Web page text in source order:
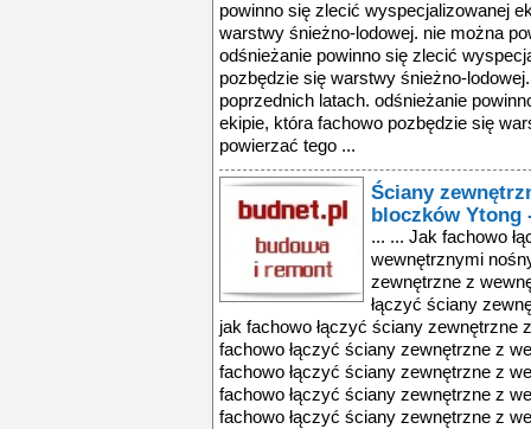
powinno się zlecić wyspecjalizowanej
warstwy śnieżno-lodowej. nie można
odśnieżanie powinno się zlecić
pozbędzie się warstwy śnieżno-
poprzednich latach. odśnieżanie
ekipie, która fachowo pozbędzie się
powierzać tego ...
Ściany
bloczków Ytong
... ... Jak fachowo
wewnętrznymi
zewnętrzne z
łączyć ściany
jak fachowo łączyć ściany zewnętrzne
fachowo łączyć ściany zewnętrzne z
fachowo łączyć ściany zewnętrzne z
fachowo łączyć ściany zewnętrzne z
fachowo łączyć ściany zewnętrzne z